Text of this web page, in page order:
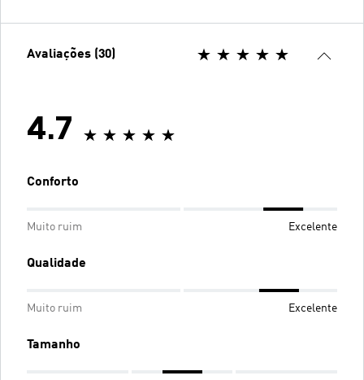
Avaliações (30)
4.7
Conforto
Muito ruim Excelente
Qualidade
Muito ruim Excelente
Tamanho